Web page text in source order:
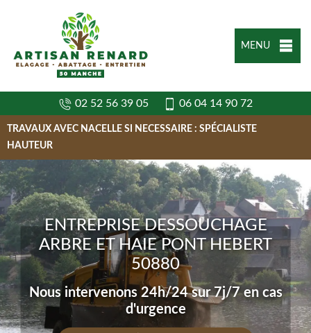
MENU
02 52 56 39 05 06 04 14 90 72
TRAVAUX AVEC NACELLE SI NECESSAIRE : SPÉCIALISTE
HAUTEUR
ENTREPRISE DESSOUCHAGE
ARBRE ET HAIE PONT HEBERT
50880
Nous intervenons 24h/24 sur 7j/7 en cas
d'urgence